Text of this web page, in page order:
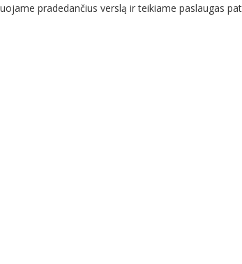
pradedančius verslą ir teikiame paslaugas